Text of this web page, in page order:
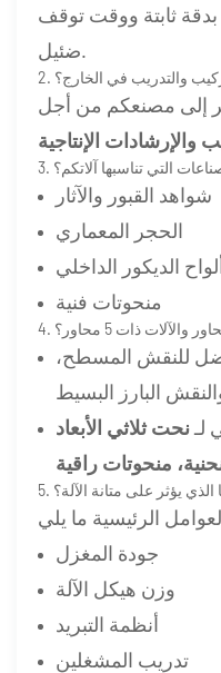
ثابتة ووقت توقف
ضئيل.
والتدريب في الخارج؟
إلى مصنعكم من أجل
والإرشادات الإنتاجية
التي تناسبها آلاتكم؟
شواهد القبور والآثار
الحجر المعماري
الديكور الداخلي
منحوتات فنية
للنقش المسطح،
البارز البسيط
لـنحت ثلاثي الأبعاد
منحوتات راقية
ما الذي يؤثر على متانة الآلة؟
جودة المغزل
وزن هيكل الآلة
أنظمة التبريد
تدريب المشغلين